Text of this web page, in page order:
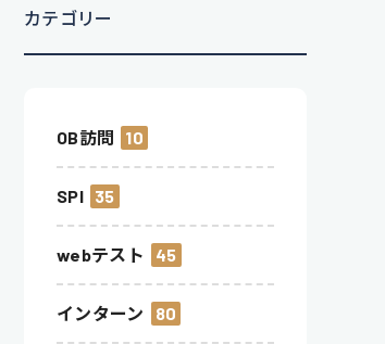
カテゴリー
OB訪問 10
SPI 35
webテスト 45
インターン 80